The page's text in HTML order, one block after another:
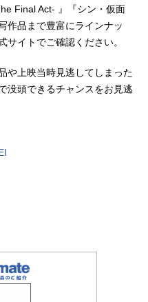
Final Act- 』『シン・仮面
作品まで豊富にラインナッ
サイトでご確認ください。
や上映当時見逃してしまった
没頭できるチャンスをお見逃